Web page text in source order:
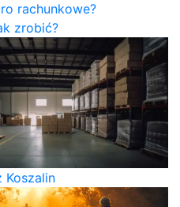
rachunkowe?
zrobić?
Koszalin